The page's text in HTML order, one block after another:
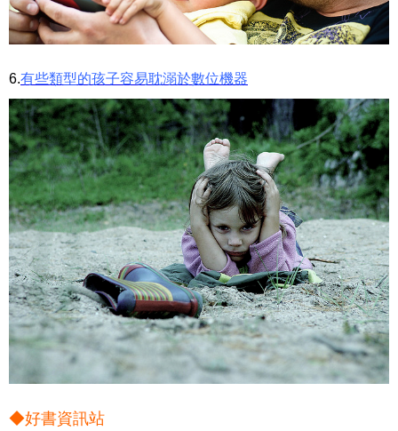
6.有些類型的孩子容易耽溺於數位機器
◆好書資訊站